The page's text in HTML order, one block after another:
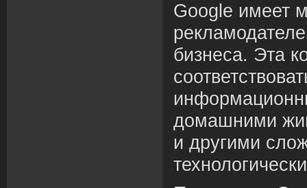
Google имеет
бизнеса. Эта
домашними
и другими